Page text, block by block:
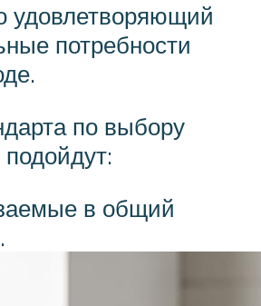
удовлетворяющий
потребности
по выбору
в общий